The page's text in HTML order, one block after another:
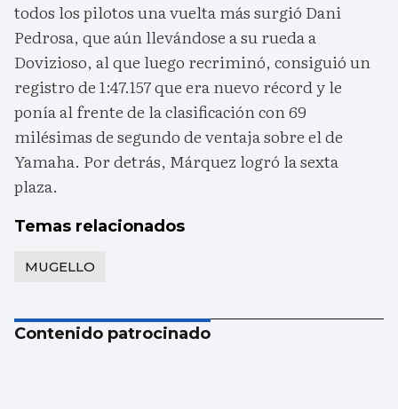
todos los pilotos una vuelta más surgió Dani
Pedrosa, que aún llevándose a su rueda a
Dovizioso, al que luego recriminó, consiguió un
registro de 1:47.157 que era nuevo récord y le
ponía al frente de la clasificación con 69
milésimas de segundo de ventaja sobre el de
Yamaha. Por detrás, Márquez logró la sexta
plaza.
Temas relacionados
MUGELLO
Contenido patrocinado